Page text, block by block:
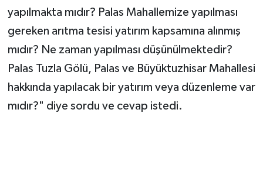
yapılmakta mıdır? Palas Mahallemize yapılması
gereken arıtma tesisi yatırım kapsamına alınmış
mıdır? Ne zaman yapılması düşünülmektedir?
Palas Tuzla Gölü, Palas ve Büyüktuzhisar Mahallesi
hakkında yapılacak bir yatırım veya düzenleme var
mıdır?" diye sordu ve cevap istedi.